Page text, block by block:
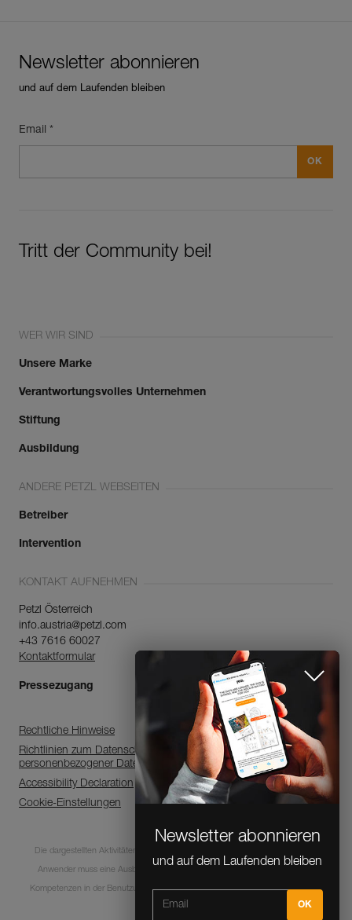
Newsletter abonnieren
und auf dem Laufenden bleiben
Newsletter abonnieren
und auf dem Laufenden bleiben
Email *
Tritt der Community bei!
WER WIR SIND
Unsere Marke
Verantwortungsvolles Unternehmen
Stiftung
Ausbildung
ANDERE PETZL WEBSEITEN
Betreiber
Intervention
KONTAKT AUFNEHMEN
Petzl Österreich
info.austria@petzl.com
+43 7616 60027
Kontaktformular
Pressezugang
Rechtliche Hinweise
Richtlinien zum Datenschutz, zur Verarbeitung
personenbezogener Daten
Accessibility Declaration
Cookie-Einstellungen
Die dargestellten Aktivitäten sind mit Risiken und Gefahren verbunden. Jeder
Anwender muss eine Ausbildung absolviert haben und über entsprechende
Kompetenzen in der Benutzung der Ausrüstung bei diesen Aktivitäten verfügen.